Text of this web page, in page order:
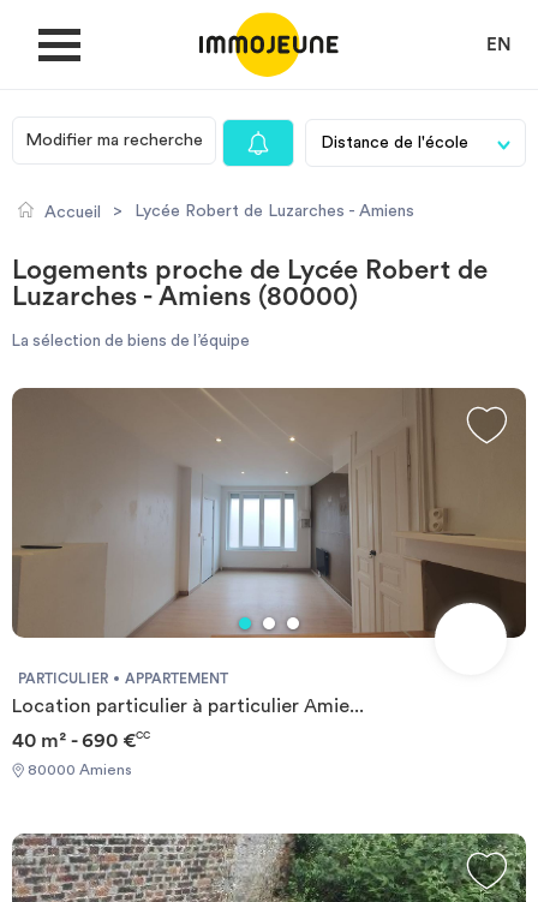
EN
MON COMPTE
Je cherche un logement
Modifier ma recherche
Accueil > Lycée Robert de Luzarches - Amiens
Logements proche de Lycée Robert de
Luzarches - Amiens (80000)
La sélection de biens de l’équipe
PARTICULIER APPARTEMENT
Location particulier à particulier Amie...
40 m² - 690 €CC
80000 Amiens